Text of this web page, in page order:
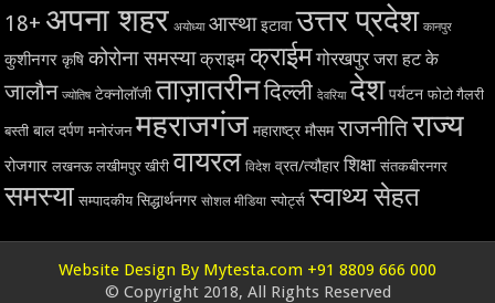
18+ अपना शहर अयोध्या आस्था इटावा उत्तर प्रदेश कानपुर
कुशीनगर कृषि कोरोना समस्या क्राइम क्राईम गोरखपुर जरा हट के
जालौन ज्योतिष टेक्नोलॉजी ताज़ातरीनदिल्ली देवरिया देश पर्यटन फोटो गैलरी
बस्ती बाल दर्पण मनोरंजन महराजगंज महाराष्ट्र मौसम राजनीतिराज्य
रोजगार लखनऊ लखीमपुर खीरी वायरल विदेश व्रत/त्यौहार शिक्षा संतकबीरनगर
समस्या सम्पादकीय सिद्धार्थनगर सोशल मीडिया स्पोर्ट्स स्वाथ्य सेहत
Website Design By Mytesta.com +91 8809 666 000
© Copyright 2018, All Rights Reserved